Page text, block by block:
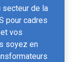
secteur de la
pour cadres
vos
soyez en